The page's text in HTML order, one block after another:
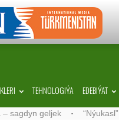
TEHNOLOGIÝA EDEBIÝAT
geljek · “Nýukasl”